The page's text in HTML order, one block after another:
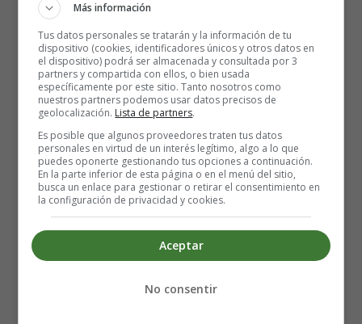
dolores musculares, dolor de cabeza, fiebre, pérdida de
el mundo experimenta la primera fase, o a veces los
síntomas son tan leves que no se notan. En cualquiera de
los casos, hay un periodo de unos días sin síntomas. Si
durante la primera fase los síntomas son perceptibles,
tendrás la sensación de que te estás recuperando, pero
luego llega una segunda fase con nuevos síntomas, esta
vez neurológicos. Estos incluyensíntomas de
meningitis: fiebre, rigidez de cuello y dolor de cabeza.
La persona también puede experimentar confusión y
somnolencia, problemas de visión, audición o con otros
sentidos, problemas de movimiento (incluso parálisis).
Todas estas características sugieren una
y de las capas de tejido conectivo que lo rodean y
Más información
Tus datos personales se tratarán y la información de tu
dispositivo (cookies, identificadores únicos y otros datos en
el dispositivo) podrá ser almacenada y consultada por 3
partners y compartida con ellos, o bien usada
específicamente por este sitio. Tanto nosotros como
nuestros partners podemos usar datos precisos de
geolocalización. Lista de partners.
Es posible que algunos proveedores traten tus datos
personales en virtud de un interés legítimo, algo a lo que
puedes oponerte gestionando tus opciones a continuación.
En la parte inferior de esta página o en el menú del sitio,
busca un enlace para gestionar o retirar el consentimiento en
la configuración de privacidad y cookies.
Aceptar
No consentir